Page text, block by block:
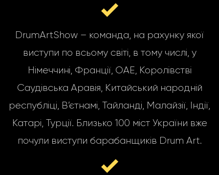
DrumArtShow – команда, на рахунку якої
виступи по всьому світі, в тому числі, у
Німеччині, Франції, ОАЕ, Королівстві
Саудівська Аравія, Китайський народній
республіці, В’єтнамі, Тайланді, Малайзії, Індії,
Катарі, Турції. Близько 100 міст України вже
почули виступи барабанщиків Drum Art.